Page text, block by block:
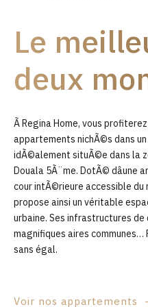
0
Le
deux
Ã Regina Home, vous
appartements nichÃ©s dans
idÃ©alement situÃ©e dans la
Douala 5Ã¨me. DotÃ©
cour intÃ©rieure accessible du
propose ainsi un véritable
urbaine. Ses infrastructures
magnifiques aires communes…
sans égal.
Voir nos appartements